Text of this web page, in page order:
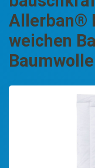
Allerban®
weichen
Baumwolle